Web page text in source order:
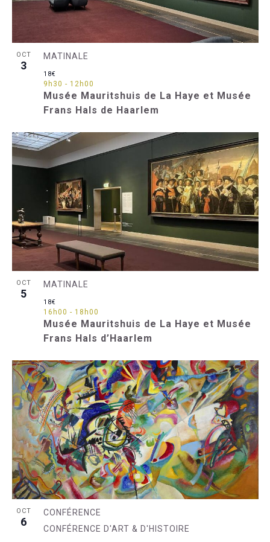
OCT
3
Musée Mauritshuis de La Haye et Musée
Frans Hals de Haarlem
MATINALE
9h30 - 12h00
18€
OCT
5
Musée Mauritshuis de La Haye et Musée
Frans Hals d’Haarlem
MATINALE
16h00 - 18h00
18€
OCT
6
CONFÉRENCE
CONFÉRENCE D'ART & D'HISTOIRE